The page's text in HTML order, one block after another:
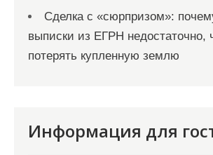
Сделка с «сюрпризом»:
выписки из ЕГРН недостаточно,
потерять купленную землю
Информация для